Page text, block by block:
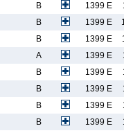
B 1399 E
B 1399 E
B 1399 E
A 1399 E
B 1399 E
B 1399 E
B 1399 E
B 1399 E